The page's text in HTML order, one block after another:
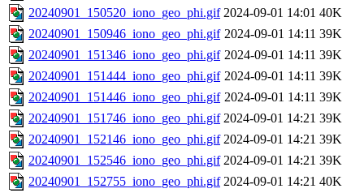
20240901_150520_iono_geo_phi.gif 2024-09-01 14:01 40K
20240901_150946_iono_geo_phi.gif 2024-09-01 14:11 39K
20240901_151346_iono_geo_phi.gif 2024-09-01 14:11 39K
20240901_151444_iono_geo_phi.gif 2024-09-01 14:11 39K
20240901_151446_iono_geo_phi.gif 2024-09-01 14:11 39K
20240901_151746_iono_geo_phi.gif 2024-09-01 14:21 39K
20240901_152146_iono_geo_phi.gif 2024-09-01 14:21 39K
20240901_152546_iono_geo_phi.gif 2024-09-01 14:21 39K
20240901_152755_iono_geo_phi.gif 2024-09-01 14:21 40K